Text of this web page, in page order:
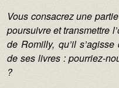
Vous consacrez une
poursuivre et transmettre
de Romilly, qu’il
de ses livres : pourriez-
?